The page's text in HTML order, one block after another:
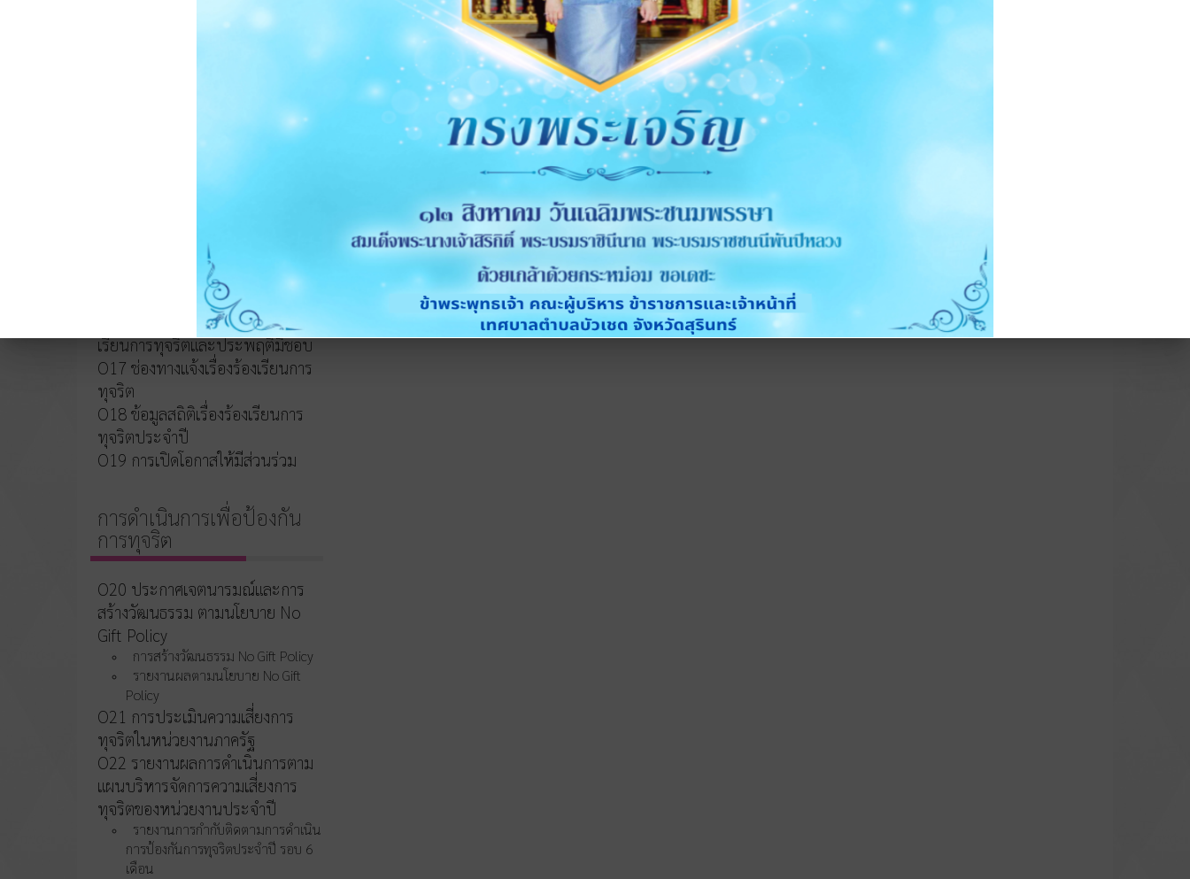
O14 รายงานผลการบริหารและ
การส่งเสริมความโปร่งใส
O16 แนวปฏิบัติการจัดการเรื่องร้อง
เรียนการทุจริตและประพฤติมิชอบ
O17 ช่องทางแจ้งเรื่องร้องเรียนการ
ทุจริต
O18 ข้อมูลสถิติเรื่องร้องเรียนการ
ทุจริตประจำปี
O19 การเปิดโอกาสให้มีส่วนร่วม
การดำเนินการเพื่อป้องกัน
การทุจริต
O20 ประกาศเจตนารมณ์และการ
สร้างวัฒนธรรม ตามนโยบาย No
Gift Policy
การสร้างวัฒนธรรม No Gift Policy
รายงานผลตามนโยบาย No Gift
Policy
O21 การประเมินความเสี่ยงการ
ทุจริตในหน่วยงานภาครัฐ
O22 รายงานผลการดำเนินการตาม
แผนบริหารจัดการความเสี่ยงการ
ทุจริตของหน่วยงานประจำปี
รายงานการกำกับติดตามการดำเนิน
การป้องกันการทุจริตประจำปี รอบ 6
เดือน